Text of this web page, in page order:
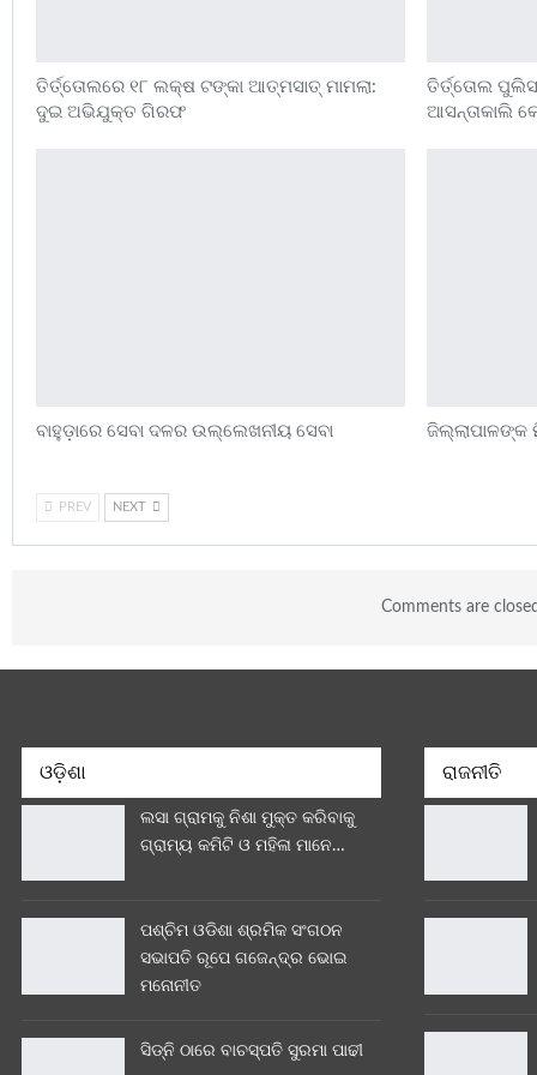
ତିର୍ତ୍ତୋଲରେ ୧୮ ଲକ୍ଷ ଟଙ୍କା ଆତ୍ମସାତ୍ ମାମଲା:
ଦୁଇ ଅଭିଯୁକ୍ତ ଗିରଫ
ତିର୍ତ୍ତୋଲ
ଆସନ୍ତାକାଲି
ବାହୁଡ଼ାରେ ସେବା ଦଳର ଉଲ୍ଲେଖନୀୟ ସେବା
PREV NEXT
Comments are
ଓଡ଼ିଶା
ଲସା ଗ୍ରାମକୁ ନିଶା ମୁକ୍ତ କରିବାକୁ
ଗ୍ରାମ୍ୟ କମିଟି ଓ ମହିଳା ମାନେ…
ପଶ୍ଚିମ ଓଡିଶା ଶ୍ରମିକ ସଂଗଠନ
ସଭାପତି ରୂପେ ଗଜେନ୍ଦ୍ର ଭୋଇ
ମନୋନୀତ
ସିଡ୍‌ନି ଠାରେ ବାଚସ୍ପତି ସୁରମା ପାଢୀ
ରାଜନୀତି